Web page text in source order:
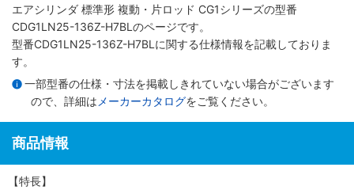
エアシリンダ 標準形 複動・片ロッド CG1シリーズの型番
CDG1LN25-136Z-H7BLのページです。
型番CDG1LN25-136Z-H7BLに関する仕様情報を記載しておりま
す。
一部型番の仕様・寸法を掲載しきれていない場合がございます
ので、詳細は メーカーカタログをご覧ください。
商品情報
【特長】